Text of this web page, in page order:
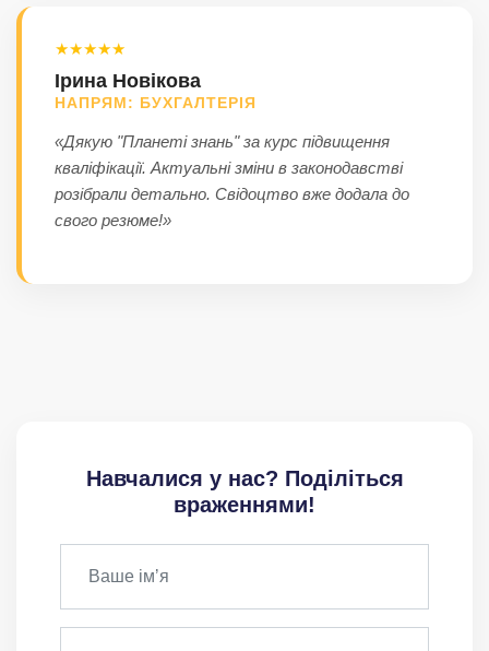
★★★★★
Ірина Новікова
НАПРЯМ: БУХГАЛТЕРІЯ
«Дякую "Планеті знань" за курс підвищення
кваліфікації. Актуальні зміни в законодавстві
розібрали детально. Свідоцтво вже додала до
свого резюме!»
Навчалися у нас? Поділіться
враженнями!